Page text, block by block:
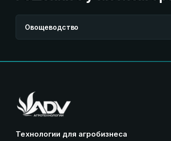
Овощеводство
Технологии для агробизнеса